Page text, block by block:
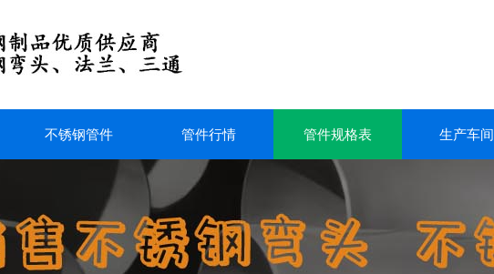
不锈钢管件 管件行情 管件规格表 生产车间